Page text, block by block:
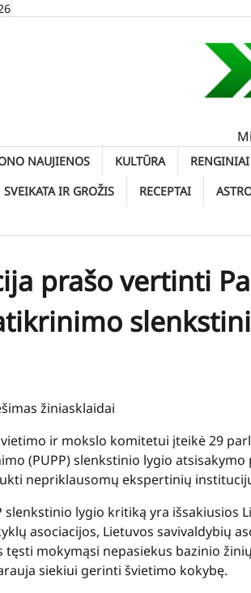
NAUJIENOS KULTŪRA RENGINIAI
SVEIKATA IR GROŽIS RECEPTAI
prašo vertinti
žiniasklaidai
ir mokslo komitetui įteikė 29
(PUPP) slenkstinio lygio
nepriklausomų ekspertinių
slenkstinio lygio kritiką yra išsakiusios
asociacijos, Lietuvos savivaldybių
tęsti mokymąsi nepasiekus bazinio
siekiui gerinti švietimo kokybę.